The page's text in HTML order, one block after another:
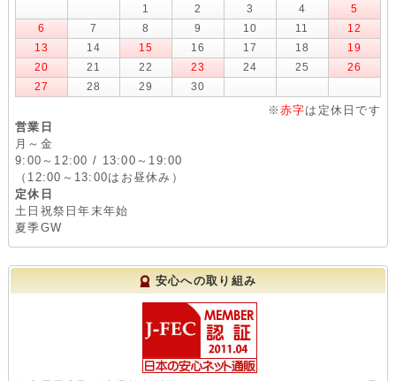
1
2 3 4
5
6
7 8 9 10 11
12
13
14 15 16 17 18
19
20
21 22 23 24 25
26
27
28 29 30
※ 赤字は定休日です
営業日
月～金
9:00～12:00 / 13:00～19:00
（12:00～13:00はお昼休み）
定休日
土日祝祭日年末年始
夏季GW
安心への取り組み